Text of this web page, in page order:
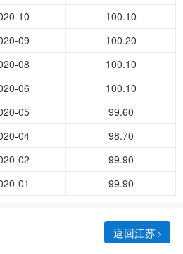
10
100.10
09
100.20
08
100.10
06
100.10
05
99.60
04
98.70
02
99.90
01 99.90
返回江苏